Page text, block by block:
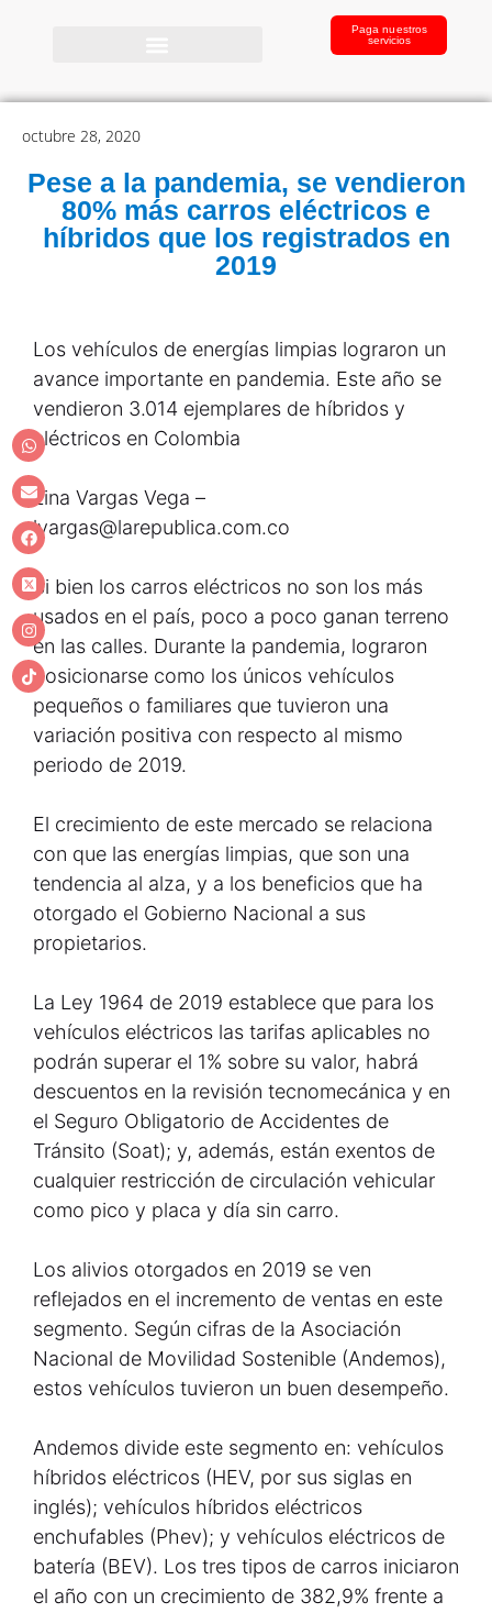
Paga nuestros
servicios
octubre 28, 2020
Pese a la pandemia, se vendieron
80% más carros eléctricos e
híbridos que los registrados en
2019
Los vehículos de energías limpias lograron un
avance importante en pandemia. Este año se
vendieron 3.014 ejemplares de híbridos y
eléctricos en Colombia
Lina Vargas Vega –
lvargas@larepublica.com.co
Si bien los carros eléctricos no son los más
usados en el país, poco a poco ganan terreno
en las calles. Durante la pandemia, lograron
posicionarse como los únicos vehículos
pequeños o familiares que tuvieron una
variación positiva con respecto al mismo
periodo de 2019.
El crecimiento de este mercado se relaciona
con que las energías limpias, que son una
tendencia al alza, y a los beneficios que ha
otorgado el Gobierno Nacional a sus
propietarios.
La Ley 1964 de 2019 establece que para los
vehículos eléctricos las tarifas aplicables no
podrán superar el 1% sobre su valor, habrá
descuentos en la revisión tecnomecánica y en
el Seguro Obligatorio de Accidentes de
Tránsito (Soat); y, además, están exentos de
cualquier restricción de circulación vehicular
como pico y placa y día sin carro.
Los alivios otorgados en 2019 se ven
reflejados en el incremento de ventas en este
segmento. Según cifras de la Asociación
Nacional de Movilidad Sostenible (Andemos),
estos vehículos tuvieron un buen desempeño.
Andemos divide este segmento en: vehículos
híbridos eléctricos (HEV, por sus siglas en
inglés); vehículos híbridos eléctricos
enchufables (Phev); y vehículos eléctricos de
batería (BEV). Los tres tipos de carros iniciaron
el año con un crecimiento de 382,9% frente a